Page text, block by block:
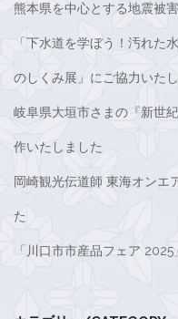
熊本県を中心とする地震被
「下水道を学ぼう！汚れた
のしくみ展」にご協力いた
岐阜県大垣市さまの『新世
作いたしました
岡崎観光伝道師 東海オンエ
た
「川口市市産品フェア